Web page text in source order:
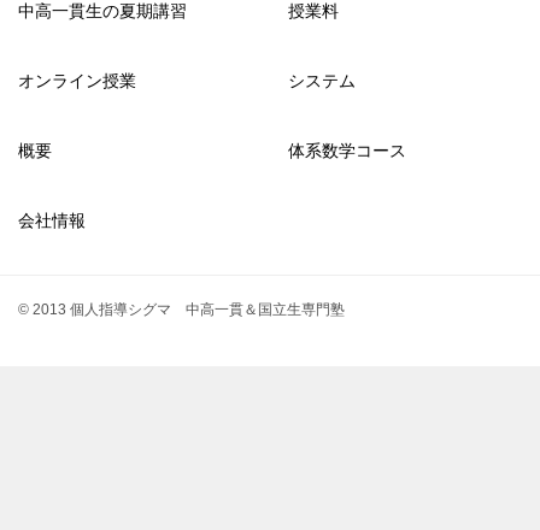
中高一貫生の夏期講習 授業料
オンライン授業 システム
概要 体系数学コース
会社情報
© 2013 個人指導シグマ 中高一貫＆国立生専門塾